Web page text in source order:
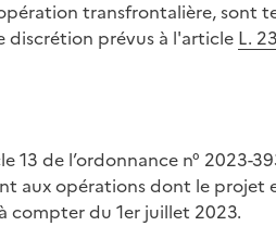
transfrontalière, sont
discrétion prévus à l'article L.
13 de l’ordonnance n° 2023-
aux opérations dont le projet
compter du 1er juillet 2023.